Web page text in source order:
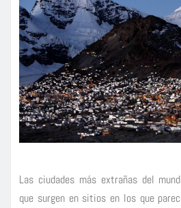
Las ciudades más extrañas del
que surgen en sitios en los que